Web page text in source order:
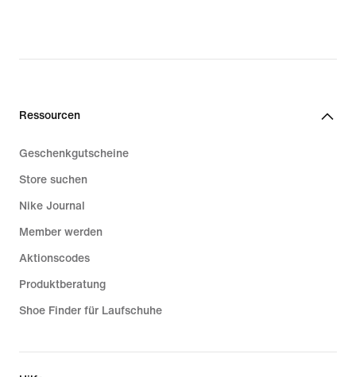
Ressourcen
Geschenkgutscheine
Store suchen
Nike Journal
Member werden
Aktionscodes
Produktberatung
Shoe Finder für Laufschuhe